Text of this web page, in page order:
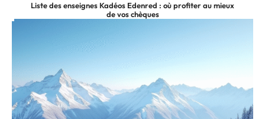
Liste des enseignes Kadéos Edenred : où profiter au mieux
de vos chèques